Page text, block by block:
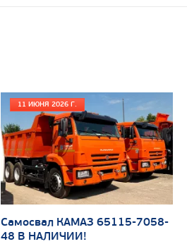
11 ИЮНЯ 2026 Г.
Самосвал КАМАЗ 65115-7058-
48 В НАЛИЧИИ!